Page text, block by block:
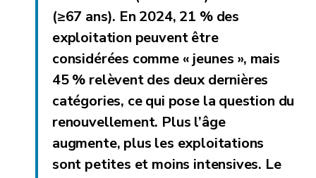
(≥67 ans). En 2024, 21 % des
exploitation peuvent être
considérées comme « jeunes », mais
45 % relèvent des deux dernières
catégories, ce qui pose la question du
renouvellement. Plus l’âge
augmente, plus les exploitations
sont petites et moins intensives. Le